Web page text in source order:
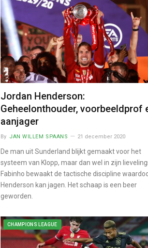
Jordan Henderson:
Geheelonthouder, voorbeeldprof
aanjager
By JAN WILLEM SPAANS 21 december 2020
De man uit Sunderland blijkt gemaakt voor het
systeem van Klopp, maar dan wel in zijn
Fabinho bewaakt de tactische discipline
Henderson kan jagen. Het schaap is een beer
geworden.
CHAMPIONS LEAGUE